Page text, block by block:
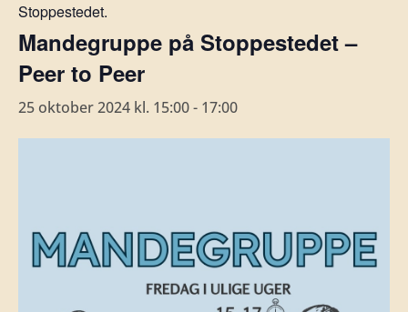
Stoppestedet.
Mandegruppe på Stoppestedet –
Peer to Peer
25 oktober 2024 kl. 15:00- 17:00